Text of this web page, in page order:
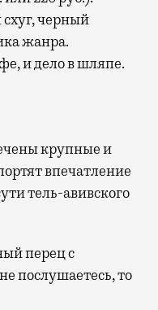
черный
жанра.
и дело в шляпе.
крупные и
впечатление
тель-авивского
перец с
послушаетесь, то